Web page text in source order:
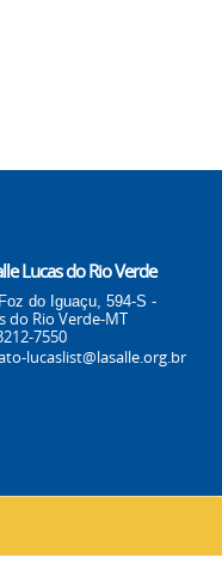
Lucas do Rio Verde
do Iguaçu, 594-S -
do Rio Verde-MT
7550
lucaslist@lasalle.org.br